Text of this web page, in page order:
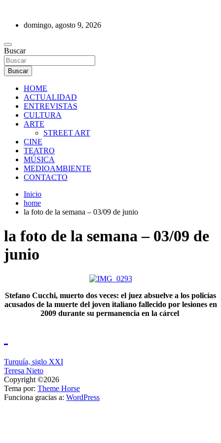
contenidodomingo, agosto 9, 2026
REVISTA DE PRENSA
Buscar
Buscar
HOME
ACTUALIDAD
ENTREVISTAS
CULTURA
ARTE
STREET ART
CINE
TEATRO
MÚSICA
MEDIOAMBIENTE
CONTACTO
Inicio
home
la foto de la semana – 03/09 de junio
la foto de la semana – 03/09 de
junio
Stefano Cucchi, muerto dos veces: el juez absuelve a los policías
acusados de la muerte del joven italiano fallecido por lesiones en
2009 durante su permanencia en la cárcel
Navegación
de
entradas
Turquía, siglo XXI
Teresa Nieto
Copyright ©2026
Tema por: Theme Horse
Funciona gracias a: WordPress